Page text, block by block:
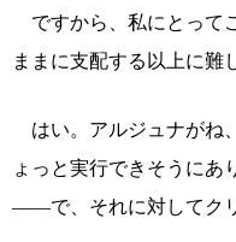
ですから、私にとって
ままに支配する以上に難
はい。アルジュナがね
ょっと実行できそうにあ
――で、それに対してク